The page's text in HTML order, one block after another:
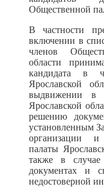
Общественной
В частности
включении в
членов
области
кандидата в
Ярославской
выдвижении в
Ярославской
решению
установленным
организации и
палаты
также в случае
документах и
недостоверной